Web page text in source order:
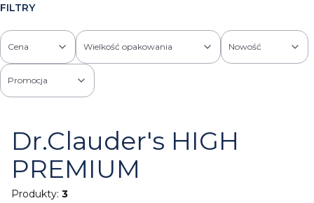
FILTRY
Cena Wielkość opakowania Nowość
Promocja
Dr.Clauder's HIGH
PREMIUM
Produkty: 3